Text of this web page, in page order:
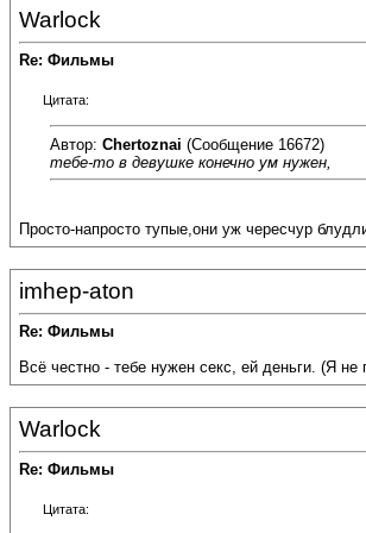
Warlock
Re: Фильмы
Цитата:
Автор: Chertoznai (Сообщение 16672)
тебе-то в девушке конечно ум нужен,
Просто-напросто тупые,они уж чересчур
imhep-aton
Re: Фильмы
Всё честно - тебе нужен секс, ей деньги. (Я
Warlock
Re: Фильмы
Цитата: